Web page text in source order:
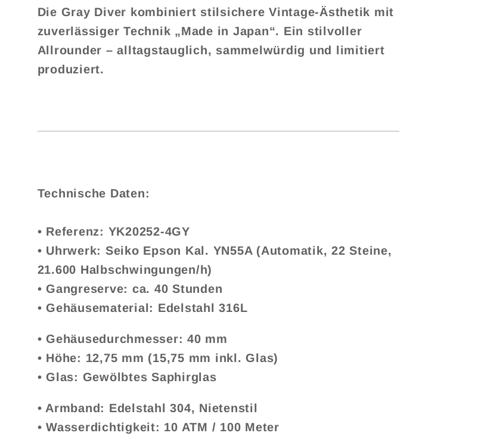
Die Gray Diver kombiniert stilsichere Vintage-Ästhetik mit
zuverlässiger Technik „Made in Japan“. Ein stilvoller
Allrounder – alltagstauglich, sammelwürdig und limitiert
produziert.
Technische Daten:
• Referenz: YK20252-4GY
• Uhrwerk: Seiko Epson Kal. YN55A (Automatik, 22 Steine,
21.600 Halbschwingungen/h)
• Gangreserve: ca. 40 Stunden
• Gehäusematerial: Edelstahl 316L
• Gehäusedurchmesser: 40 mm
• Höhe: 12,75 mm (15,75 mm inkl. Glas)
• Glas: Gewölbtes Saphirglas
• Armband: Edelstahl 304, Nietenstil
• Wasserdichtigkeit: 10 ATM / 100 Meter